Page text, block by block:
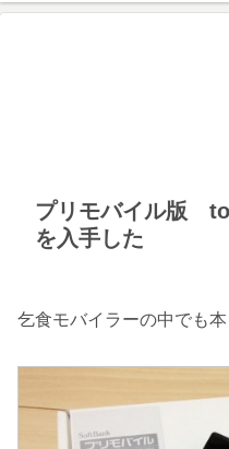
プリモバイル版
を入手した
乞食モバイラーの中でも本